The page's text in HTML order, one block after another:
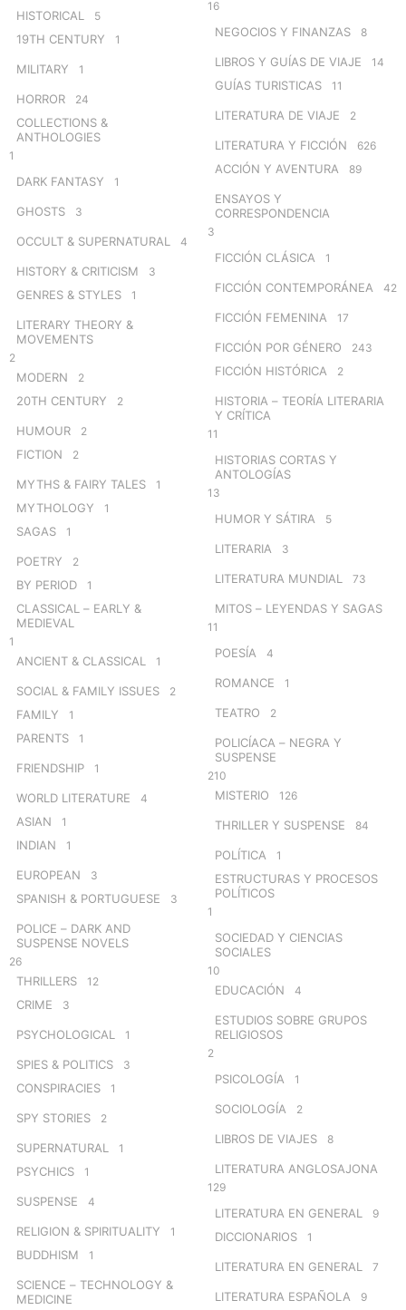
HISTORICAL 5
19TH CENTURY 1
MILITARY 1
HORROR 24
COLLECTIONS &
ANTHOLOGIES
1
DARK FANTASY 1
GHOSTS 3
OCCULT & SUPERNATURAL 4
HISTORY & CRITICISM 3
GENRES & STYLES 1
LITERARY THEORY &
MOVEMENTS
2
MODERN 2
20TH CENTURY 2
HUMOUR 2
FICTION 2
MYTHS & FAIRY TALES 1
MYTHOLOGY 1
SAGAS 1
POETRY 2
BY PERIOD 1
CLASSICAL – EARLY &
MEDIEVAL
1
ANCIENT & CLASSICAL 1
SOCIAL & FAMILY ISSUES 2
FAMILY 1
PARENTS 1
FRIENDSHIP 1
WORLD LITERATURE 4
ASIAN 1
INDIAN 1
EUROPEAN 3
SPANISH & PORTUGUESE 3
POLICE – DARK AND
SUSPENSE NOVELS
26
THRILLERS 12
CRIME 3
PSYCHOLOGICAL 1
SPIES & POLITICS 3
CONSPIRACIES 1
SPY STORIES 2
SUPERNATURAL 1
PSYCHICS 1
SUSPENSE 4
RELIGION & SPIRITUALITY 1
BUDDHISM 1
SCIENCE – TECHNOLOGY &
MEDICINE
16
NEGOCIOS Y FINANZAS 8
LIBROS Y GUÍAS DE VIAJE 14
GUÍAS TURISTICAS 11
LITERATURA DE VIAJE 2
LITERATURA Y FICCIÓN 626
ACCIÓN Y AVENTURA 89
ENSAYOS Y
CORRESPONDENCIA
3
FICCIÓN CLÁSICA 1
FICCIÓN CONTEMPORÁNEA 42
FICCIÓN FEMENINA 17
FICCIÓN POR GÉNERO 243
FICCIÓN HISTÓRICA 2
HISTORIA – TEORÍA LITERARIA
Y CRÍTICA
11
HISTORIAS CORTAS Y
ANTOLOGÍAS
13
HUMOR Y SÁTIRA 5
LITERARIA 3
LITERATURA MUNDIAL 73
MITOS – LEYENDAS Y SAGAS
11
POESÍA 4
ROMANCE 1
TEATRO 2
POLICÍACA – NEGRA Y
SUSPENSE
210
MISTERIO 126
THRILLER Y SUSPENSE 84
POLÍTICA 1
ESTRUCTURAS Y PROCESOS
POLÍTICOS
1
SOCIEDAD Y CIENCIAS
SOCIALES
10
EDUCACIÓN 4
ESTUDIOS SOBRE GRUPOS
RELIGIOSOS
2
PSICOLOGÍA 1
SOCIOLOGÍA 2
LIBROS DE VIAJES 8
LITERATURA ANGLOSAJONA
129
LITERATURA EN GENERAL 9
DICCIONARIOS 1
LITERATURA EN GENERAL 7
LITERATURA ESPAÑOLA 9